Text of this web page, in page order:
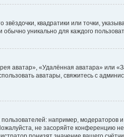
квадратики или точки,
уникально для каждого
аватар», «Удалённая аватара» или
аватары, свяжитесь с
например, модераторов
не засоряйте конференцию